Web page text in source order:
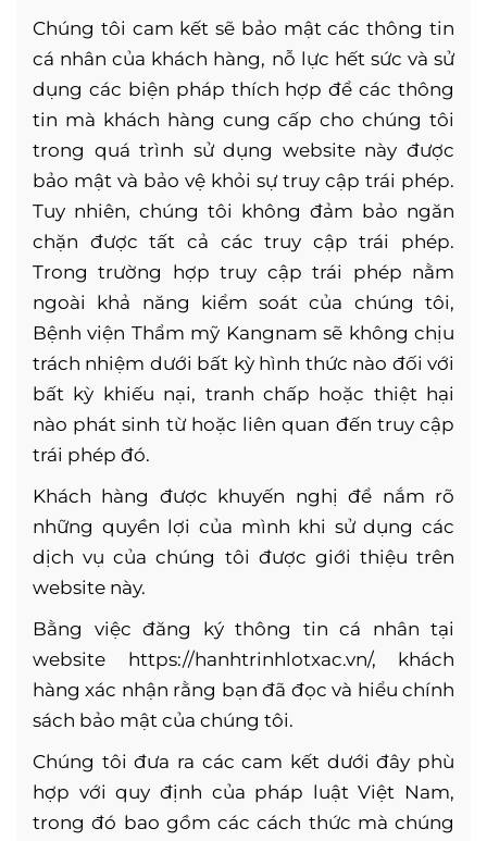
Chúng tôi cam kết sẽ bảo mật các thông tin
cá nhân của khách hàng, nỗ lực hết sức và sử
dụng các biện pháp thích hợp để các thông
tin mà khách hàng cung cấp cho chúng tôi
trong quá trình sử dụng website này được
bảo mật và bảo vệ khỏi sự truy cập trái phép.
Tuy nhiên, chúng tôi không đảm bảo ngăn
chặn được tất cả các truy cập trái phép.
Trong trường hợp truy cập trái phép nằm
ngoài khả năng kiểm soát của chúng tôi,
Bệnh viện Thẩm mỹ Kangnam sẽ không chịu
trách nhiệm dưới bất kỳ hình thức nào đối với
bất kỳ khiếu nại, tranh chấp hoặc thiệt hại
nào phát sinh từ hoặc liên quan đến truy cập
trái phép đó.
Khách hàng được khuyến nghị để nắm rõ
những quyền lợi của mình khi sử dụng các
dịch vụ của chúng tôi được giới thiệu trên
website này.
Bằng việc đăng ký thông tin cá nhân tại
website https://hanhtrinhlotxac.vn/, khách
hàng xác nhận rằng bạn đã đọc và hiểu chính
sách bảo mật của chúng tôi.
Chúng tôi đưa ra các cam kết dưới đây phù
hợp với quy định của pháp luật Việt Nam,
trong đó bao gồm các cách thức mà chúng